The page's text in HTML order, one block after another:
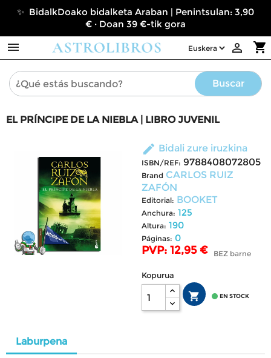
✨ BidalkDoako bidalketa Araban | Penintsulan: 3,90
€ · Doan 39 €-tik gora
 shopping_cart

Buscar
EL PRÍNCIPE DE LA NIEBLA | LIBRO JUVENIL
edit Bidali zure iruzkina
ISBN/REF: 9788408072805
Brand CARLOS RUIZ
ZAFÓN
Editorial: BOOKET
Anchura: 125
Altura: 190
Páginas: 0
PVP: 12,95 € BEZ barne
Kopurua
  EN STOCK
Laburpena